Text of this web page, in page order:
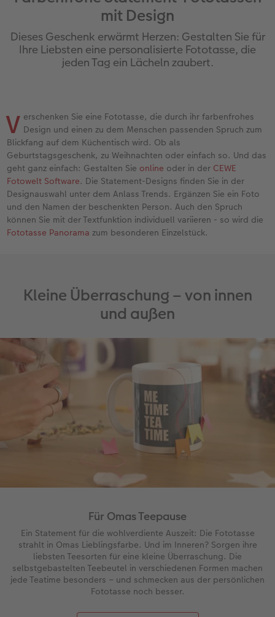
Jahrbuch gestalten
CEWE FOTOBUCH Kids
Designvorlagen
Foto-Kochbuch
Kundenbeispiele
Webinare
Anleitungen & Hilfe
Inspiration
Neuheiten
Nature Prints
Bilderboxen
Fotosets
Sofortfotos
Passbild
Fotos digitalisieren
Extras
Photo Streetmap Poster
Acrylglas
Hartschaum
Gallery Print
hexxas
Willkommensschild
im Wunschformat
Neuheiten
Extras
Dankeskarten Kommunion
Dankeskarten
Papierqualitäten
Klappkarten
Fotokarten
Postkarten
Digitale Grußkarte
CEWE myPhotos
Neuheiten
Textilien
Schule & Büro
Handyhüllen
Faber-Castell
Haustierwelt
Geschenkideen
CEWE myPhotos
Neuheiten
Papierqualitäten
Wandkalender mit Design
Neuheiten
Extras
CEWE myPhotos
Max Case
Smartflip
CEWE myPhotos
Neuheiten
nachhaltiger Schenken
Danke sagen
Inspiration
Kundenbeispiele
Foto- & Bastelkalender
mit Design
Dieses Geschenk erwärmt Herzen: Gestalten Sie für
Ihre Liebsten eine personalisierte Fototasse, die
jeden Tag ein Lächeln zaubert.
V erschenken Sie eine Fototasse, die durch ihr farbenfrohes
Design und einen zu dem Menschen passenden Spruch zum
Blickfang auf dem Küchentisch wird. Ob als
Geburtstagsgeschenk, zu Weihnachten oder einfach so. Und das
geht ganz einfach: Gestalten Sie online oder in der CEWE
Fotowelt Software. Die Statement-Designs finden Sie in der
Designauswahl unter dem Anlass Trends. Ergänzen Sie ein Foto
und den Namen der beschenkten Person. Auch den Spruch
können Sie mit der Textfunktion individuell variieren - so wird die
Fototasse Panorama zum besonderen Einzelstück.
Kleine Überraschung – von innen
und außen
Für Omas Teepause
Ein Statement für die wohlverdiente Auszeit: Die Fototasse
strahlt in Omas Lieblingsfarbe. Und im Inneren? Sorgen ihre
liebsten Teesorten für eine kleine Überraschung. Die
selbstgebastelten Teebeutel in verschiedenen Formen machen
jede Teatime besonders – und schmecken aus der persönlichen
Fototasse noch besser.